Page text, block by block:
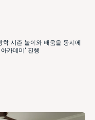
학 시즌 놀이와 배움을 동시에
카데미’ 진행